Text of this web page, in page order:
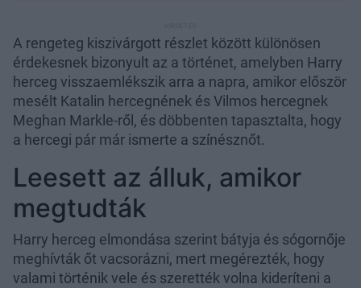
A rengeteg kiszivárgott részlet között különösen
érdekesnek bizonyult az a történet, amelyben Harry
herceg visszaemlékszik arra a napra, amikor először
mesélt Katalin hercegnének és Vilmos hercegnek
Meghan Markle-ről, és döbbenten tapasztalta, hogy
a hercegi pár már ismerte a színésznőt.
Leesett az álluk, amikor
megtudták
Harry herceg elmondása szerint bátyja és sógornője
meghívták őt vacsorázni, mert megérezték, hogy
valami történik vele és szerették volna kideríteni a